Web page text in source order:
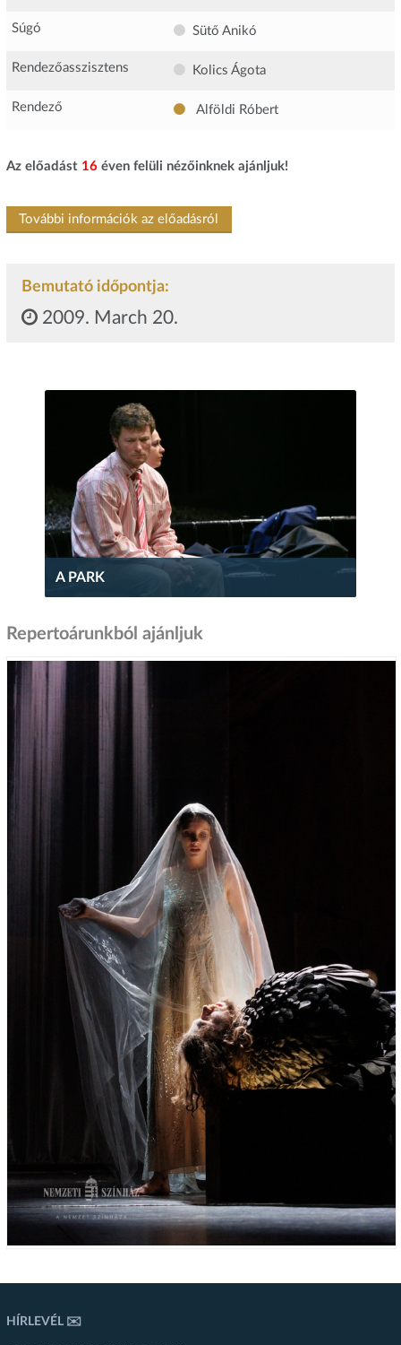
Súgó Sütő Anikó
Rendezőasszisztens Kolics Ágota
Rendező Alföldi Róbert
Az előadást 16éven felüli nézőinknek ajánljuk!
További információk az előadásról
Bemutató időpontja:
2009. March 20.
A PARK
Repertoárunkból ajánljuk
HÍRLEVÉL ✉️